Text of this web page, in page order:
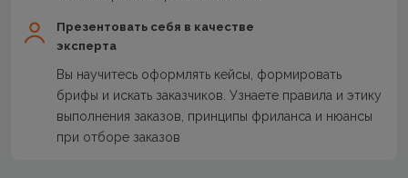
Презентовать себя в качестве
эксперта
Вы научитесь оформлять кейсы, формировать
брифы и искать заказчиков. Узнаете правила и этику
выполнения заказов, принципы фриланса и нюансы
при отборе заказов